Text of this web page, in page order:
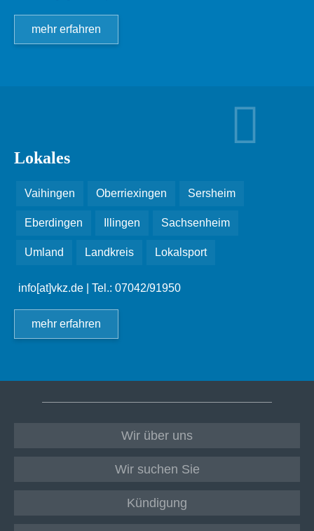
mehr erfahren
Lokales
Vaihingen Oberriexingen Sersheim
Eberdingen Illingen Sachsenheim
Umland Landkreis Lokalsport
info[at]vkz.de | Tel.: 07042/91950
mehr erfahren
Wir über uns
Wir suchen Sie
Kündigung